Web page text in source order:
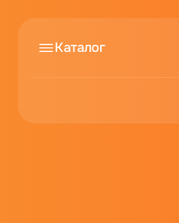
Каталог